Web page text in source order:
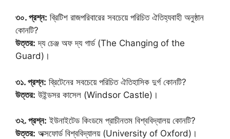
৩০. প্রশ্ন: ব্রিটিশ রাজপরিবারের সবচেয়ে পরিচিত ঐতিহ্যবাহী অনুষ্ঠান
কোনটি?
উত্তর: দ্য চেঞ্জ অফ দ্য গার্ড (The Changing of the
Guard)।
৩১. প্রশ্ন: ব্রিটেনের সবচেয়ে পরিচিত ঐতিহাসিক দুর্গ কোনটি?
উত্তর: উইন্ডসর কাসেল (Windsor Castle)।
৩২. প্রশ্ন: ইউনাইটেড কিংডমে প্রাচীনতম বিশ্ববিদ্যালয় কোনটি?
উত্তর: অক্সফোর্ড বিশ্ববিদ্যালয় (University of Oxford)।